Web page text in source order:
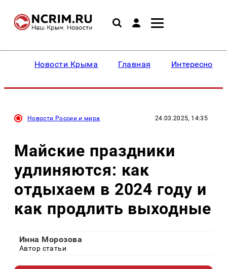
Новости Крыма Главная Интересное
Новости России и мира 24.03.2025, 14:35
Майские праздники
удлиняются: как
отдыхаем в 2024 году и
как продлить выходные
Инна Морозова
Автор статьи